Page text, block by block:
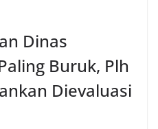
Dinas
Buruk, Plh
Dievaluasi